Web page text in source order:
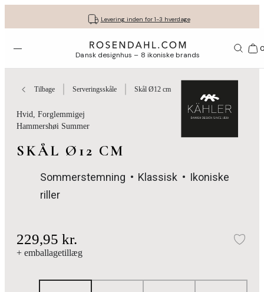
Levering inden for 1-3 hverdage
Fri fragt ved køb for min. 549 kr.
30 dages gratis retur*
Få dine gaver pakket flot ind
Vi er e-mærket
Åbn menuen Dansk designhus – 8 ikoniske brands
Tilbage Serveringsskåle Skål Ø12 cm
Hvid, Forglemmigej
Hammershøi Summer
SKÅL Ø12 CM
Sommerstemning Klassisk
Ikoniske
riller
229,95 kr.
+ emballagetillæg